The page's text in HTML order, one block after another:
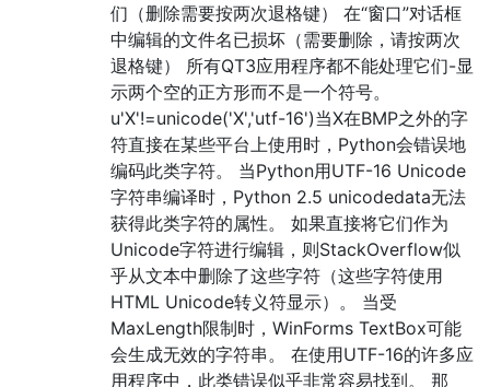
们（删除需要按两次退格键） 在“窗口”对话框
中编辑的文件名已损坏（需要删除，请按两次
退格键） 所有QT3应用程序都不能处理它们-显
示两个空的正方形而不是一个符号。
u'X'!=unicode('X','utf-16')当X在BMP之外的字
符直接在某些平台上使用时，Python会错误地
编码此类字符。 当Python用UTF-16 Unicode
字符串编译时，Python 2.5 unicodedata无法
获得此类字符的属性。 如果直接将它们作为
Unicode字符进行编辑，则StackOverflow似
乎从文本中删除了这些字符（这些字符使用
HTML Unicode转义符显示）。 当受
MaxLength限制时，WinForms TextBox可能
会生成无效的字符串。 在使用UTF-16的许多应
用程序中，此类错误似乎非常容易找到。 那